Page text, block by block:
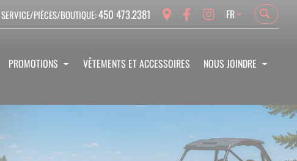
SERVICE/PIÈCES/BOUTIQUE:450 473.2381
Search
Search
Language
FR
PROMOTIONS VÊTEMENTS ET ACCESSOIRES NOUS JOINDRE